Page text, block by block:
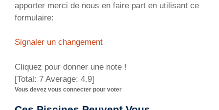
apporter merci de nous en faire part en utilisant ce
formulaire:
Signaler un changement
Cliquez pour donner une note !
[Total: 7 Average: 4.9]
Vous devez vous connecter pour voter